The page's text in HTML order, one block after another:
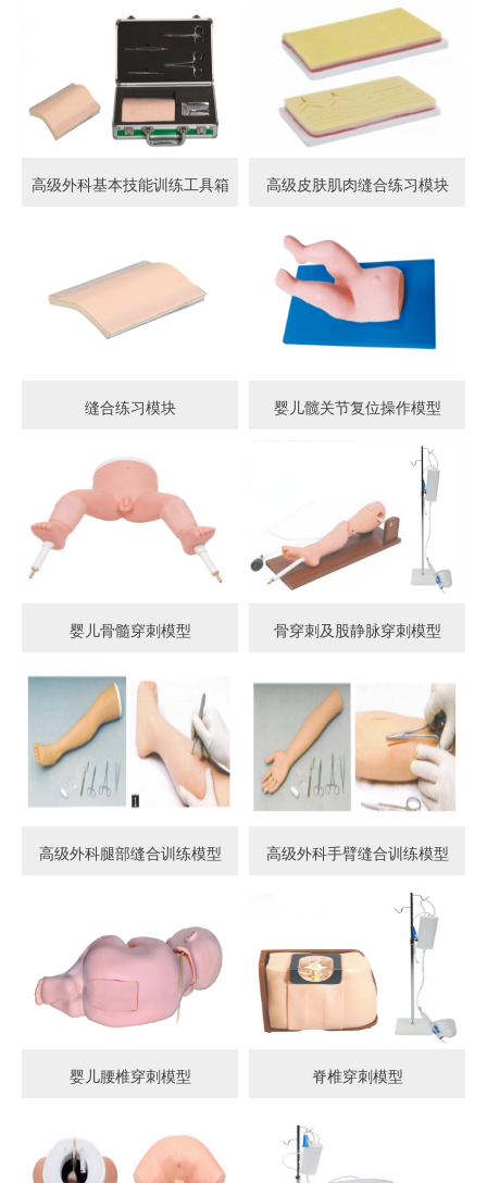
高级外科基本技能训练工具箱 高级皮肤肌肉缝合练习模块
缝合练习模块 婴儿髋关节复位操作模型
婴儿骨髓穿刺模型 骨穿刺及股静脉穿刺模型
高级外科腿部缝合训练模型 高级外科手臂缝合训练模型
婴儿腰椎穿刺模型 脊椎穿刺模型